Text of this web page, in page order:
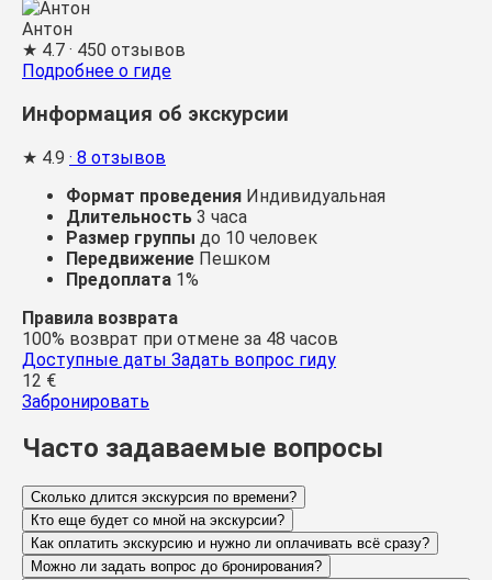
Антон
★ 4.7 · 450 отзывов
Подробнее о гиде
Информация об экскурсии
★ 4.9 · 8 отзывов
Формат проведения Индивидуальная
Длительность 3 часа
Размер группы до 10 человек
Передвижение Пешком
Предоплата 1%
Правила возврата
100% возврат при отмене за 48 часов
Доступные даты Задать вопрос гиду
12 €
Забронировать
Часто задаваемые вопросы
Сколько длится экскурсия по времени?
Кто еще будет со мной на экскурсии?
Как оплатить экскурсию и нужно ли оплачивать всё сразу?
Можно ли задать вопрос до бронирования?